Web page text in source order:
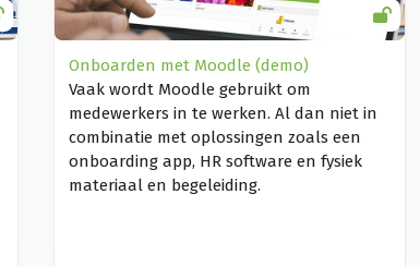
Onboarden met Moodle (demo)
Vaak wordt Moodle gebruikt om
medewerkers in te werken. Al dan niet in
combinatie met oplossingen zoals een
onboarding app, HR software en fysiek
materiaal en begeleiding.